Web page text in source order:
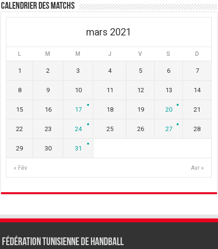
Calendrier des matchs
mars 2021
L M M J V S D
« Fév Avr »
1 2 3 4 5 6 7
8 9 10 11 12 13 14
15 16 17 18 19 20 21
22 23 24 25 26 27 28
29 30 31
Fédération tunisienne de Handball